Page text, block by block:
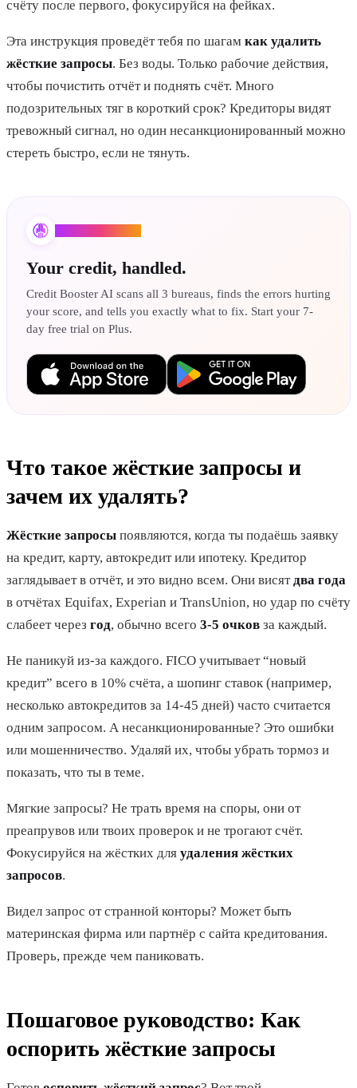
счёту после первого, фокусируйся на фейках.
Эта инструкция проведёт тебя по шагам как удалить
жёсткие запросы. Без воды. Только рабочие действия,
чтобы почистить отчёт и поднять счёт. Много
подозрительных тяг в короткий срок? Кредиторы видят
тревожный сигнал, но один несанкционированный можно
стереть быстро, если не тянуть.
Your credit, handled.
Credit Booster AI scans all 3 bureaus, finds the errors hurting
your score, and tells you exactly what to fix. Start your 7-
day free trial on Plus.
Что такое жёсткие запросы и
зачем их удалять?
Жёсткие запросы появляются, когда ты подаёшь заявку
на кредит, карту, автокредит или ипотеку. Кредитор
заглядывает в отчёт, и это видно всем. Они висятдва года
в отчётах Equifax, Experian и TransUnion, но удар по счёту
слабеет через год, обычно всего 3-5 очков за каждый.
Не паникуй из-за каждого. FICO учитывает “новый
кредит” всего в 10% счёта, а шопинг ставок (например,
несколько автокредитов за 14-45 дней) часто считается
одним запросом. А несанкционированные? Это ошибки
или мошенничество. Удаляй их, чтобы убрать тормоз и
показать, что ты в теме.
Мягкие запросы? Не трать время на споры, они от
преапрувов или твоих проверок и не трогают счёт.
Фокусируйся на жёстких для удаления жёстких
запросов.
Видел запрос от странной конторы? Может быть
материнская фирма или партнёр с сайта кредитования.
Проверь, прежде чем паниковать.
Пошаговое руководство: Как
оспорить жёсткие запросы